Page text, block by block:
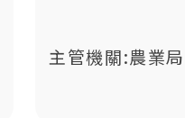
主管機關:農業局